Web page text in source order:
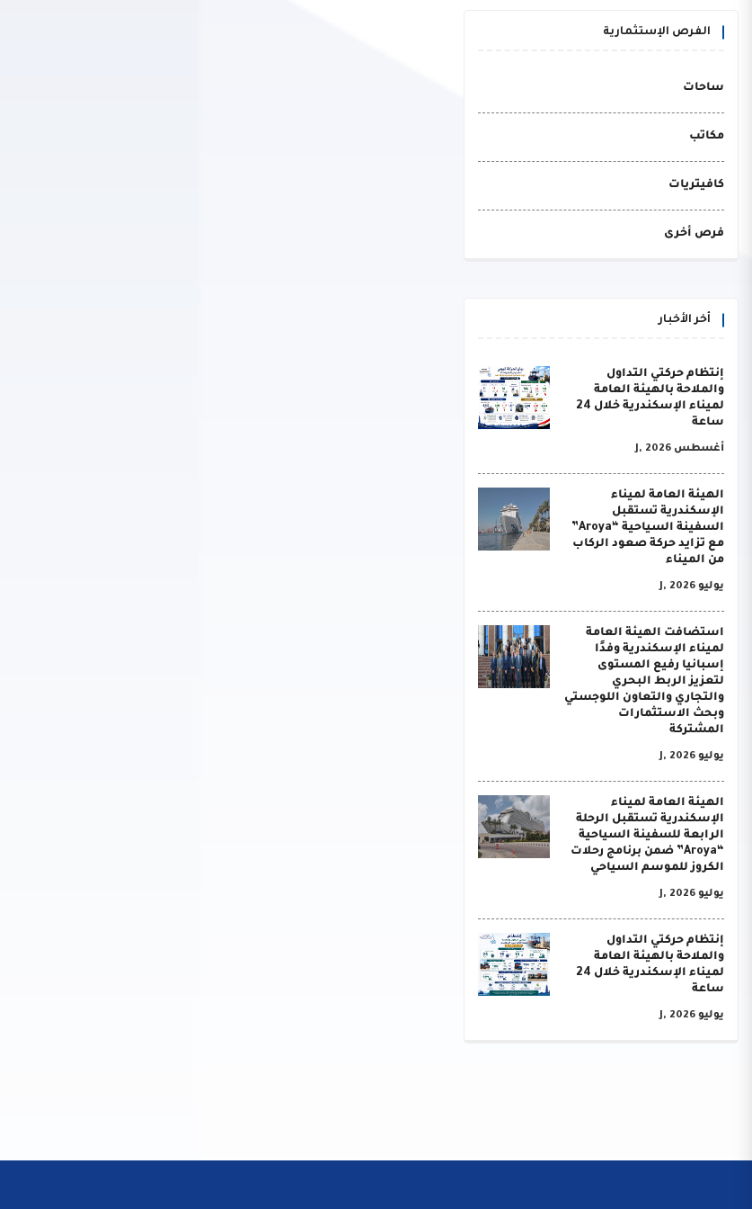
الفرص الإستثمارية
ساحات
مكاتب
كافيتريات
فرص أخرى
أخر الأخبار
إنتظام حركتي التداول
والملاحة بالهيئة العامة
لميناء الإسكندرية خلال 24
ساعة
أغسطس J, 2026
الهيئة العامة لميناء
الإسكندرية تستقبل
السفينة السياحية “Aroya”
مع تزايد حركة صعود الركاب
من الميناء
يوليو J, 2026
استضافت الهيئة العامة
لميناء الإسكندرية وفدًا
إسبانيا رفيع المستوى
لتعزيز الربط البحري
والتجاري والتعاون اللوجستي
وبحث الاستثمارات
المشتركة
يوليو J, 2026
الهيئة العامة لميناء
الإسكندرية تستقبل الرحلة
الرابعة للسفينة السياحية
“Aroya” ضمن برنامج رحلات
الكروز للموسم السياحي
يوليو J, 2026
إنتظام حركتي التداول
والملاحة بالهيئة العامة
لميناء الإسكندرية خلال 24
ساعة
يوليو J, 2026